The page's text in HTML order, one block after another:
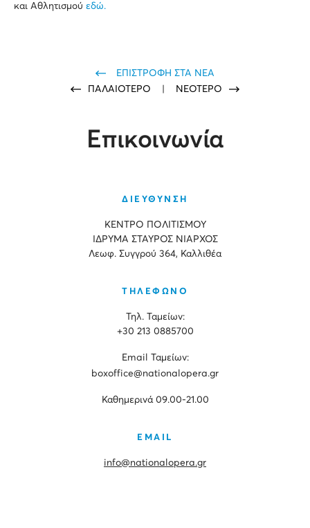
και Αθλητισμού εδώ.
ΕΠΙΣΤΡΟΦΗ ΣΤΑ ΝΕΑ
ΠΑΛΑΙΟΤΕΡΟ
ΝΕΟΤΕΡΟ
Επικοινωνία
ΔΙΕΥΘΥΝΣΗ
ΚΕΝΤΡΟ ΠΟΛΙΤΙΣΜΟΥ
ΙΔΡΥΜΑ ΣΤΑΥΡΟΣ ΝΙΑΡΧΟΣ
Λεωφ. Συγγρού 364, Καλλιθέα
ΤΗΛΕΦΩΝΟ
Τηλ. Ταμείων:
+30 213 0885700
Εmail Ταμείων:
boxoffice@nationalopera.gr
Καθημερινά 09.00-21.00
EMAIL
info@nationalopera.gr